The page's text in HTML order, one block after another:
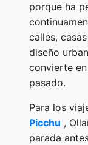
porque ha
calles,
diseño
convierte
pasado.
Para los
Picchu ,
parada